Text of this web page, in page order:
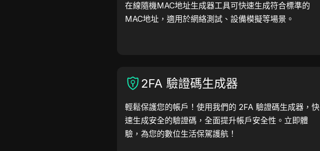
在線隨機MAC地址生成器工具可快速生成符合標準的
MAC地址，適用於網絡測試、設備模擬等場景。
2FA 驗證碼生成器
輕鬆保護您的帳戶！使用我們的 2FA 驗證碼生成器，快
速生成安全的驗證碼，全面提升帳戶安全性。立即體
驗，為您的數位生活保駕護航！